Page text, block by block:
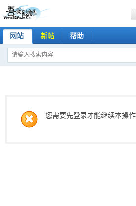
网站 新帖 帮助
您需要先登录才能继续本操作